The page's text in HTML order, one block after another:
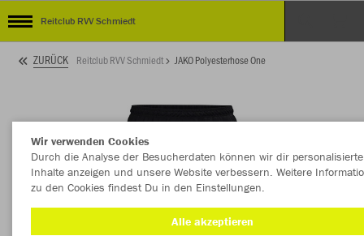
Reitclub RVV Schmiedt
ZURÜCK Reitclub RVV Schmiedt JAKO Polyesterhose One
Wir verwenden Cookies
Durch die Analyse der Besucherdaten können wir dir personalisierte
Inhalte anzeigen und unsere Website verbessern. Weitere
zu den Cookies findest Du in den Einstellungen.
Alle akzeptieren